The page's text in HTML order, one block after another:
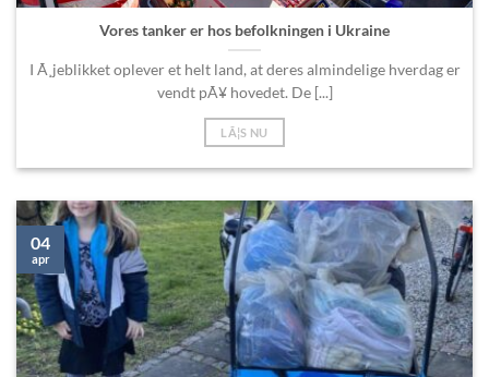
Vores tanker er hos befolkningen i Ukraine
I Ã¸jeblikket oplever et helt land, at deres almindelige hverdag er
vendt pÃ¥ hovedet. De [...]
LÃ¦S NU
04
apr